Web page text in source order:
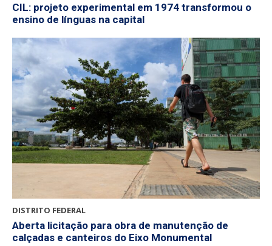
CIL: projeto experimental em 1974 transformou o
ensino de línguas na capital
DISTRITO FEDERAL
Aberta licitação para obra de manutenção de
calçadas e canteiros do Eixo Monumental